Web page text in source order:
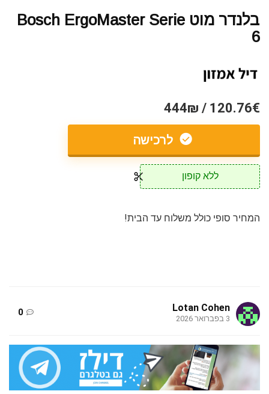
בלנדר מוט Bosch ErgoMaster Serie
6
120.76€ / 444₪
לרכישה
ללא קופון
המחיר סופי כולל משלוח עד הבית!
Lotan Cohen
3 בפברואר 2026
0